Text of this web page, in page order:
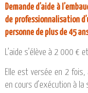
Demande d’aide à
de professionnalisation
personne de plus de 45
L’aide s’élève à 2 000 €
Elle est versée en 2
en cours d’exécution à